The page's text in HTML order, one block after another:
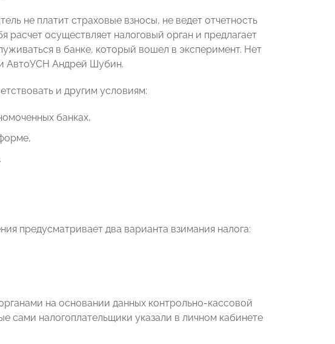
не платит страховые взносы, не ведет отчетность
расчет осуществляет налоговый орган и предлагает
в банке, который вошел в эксперимент. Нет
АвтоУСН Андрей Шубин.
и другим условиям:
банках,
предусматривает два варианта взимания налога:
на основании данных контрольно-кассовой
сами налогоплательщики указали в личном кабинете